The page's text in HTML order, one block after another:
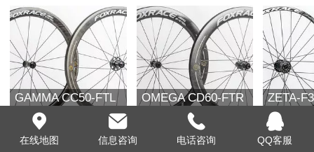
GAMMA CC50-FTL OMEGA CD60-FTR ZETA-F3
在线地图 信息咨询 电话咨询 QQ客服